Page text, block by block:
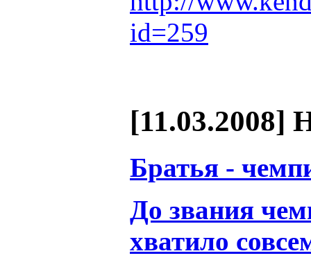
id=259
[11.03.2008]
Братья -
До звания
хватило